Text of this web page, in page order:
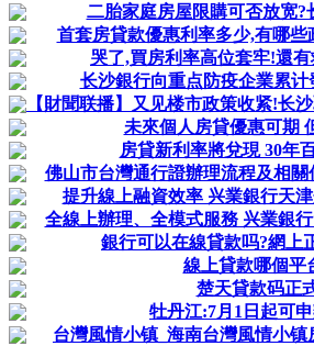
二胎家庭房屋限購可否放宽?
首套房貸款優惠利率多少,有哪
哭了,買房利率高位套牢!還
长沙銀行向重点防疫企業累
【財聞联播】又见楼市政策收紧!长
未來個人房貸優惠可期
房貸新利率將兌現 30年
佛山市台灣通行證辦理流程及相
提升線上融資效率 兴業銀行天
全線上辦理、全模式服務 兴業銀
銀行可以在線貸款吗?網上
線上貸款哪個平
楚天貸款码正
牡丹江:7月1日起可
台灣風情小镇_海南台灣風情小